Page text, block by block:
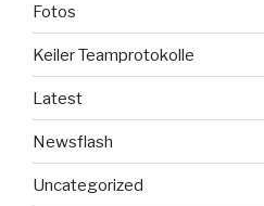
Fotos
Keiler Teamprotokolle
Latest
Newsflash
Uncategorized